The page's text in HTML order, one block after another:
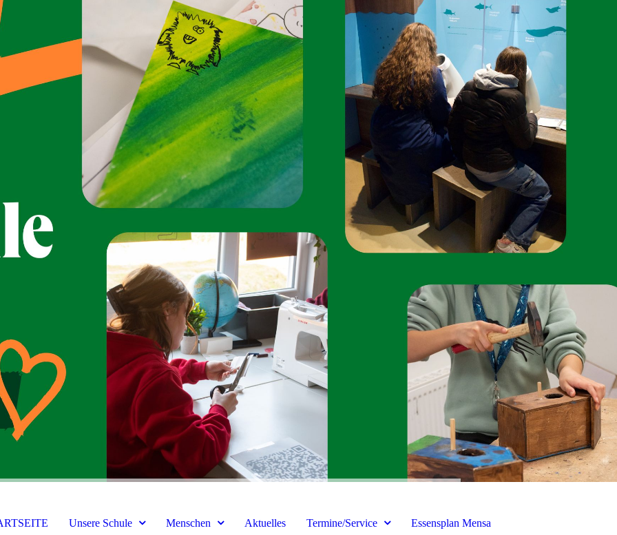
Neue Oberschule Lehe Schule mit Herz
Unsere Schule Menschen Aktuelles Termine/Service Essensplan Mensa